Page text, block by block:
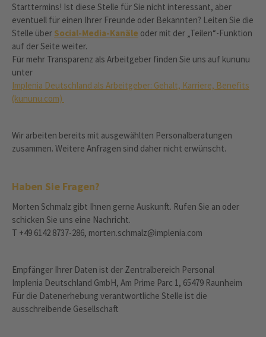
Starttermins! Ist diese Stelle für Sie nicht interessant, aber
eventuell für einen Ihrer Freunde oder Bekannten? Leiten Sie die
Stelle über Social-Media-Kanäle oder mit der „Teilen“-Funktion
auf der Seite weiter.
Für mehr Transparenz als Arbeitgeber finden Sie uns auf kununu
unter
Implenia Deutschland als Arbeitgeber: Gehalt, Karriere, Benefits
(kununu.com)
Wir arbeiten bereits mit ausgewählten Personalberatungen
zusammen. Weitere Anfragen sind daher nicht erwünscht.
Haben Sie Fragen?
Morten Schmalz gibt Ihnen gerne Auskunft. Rufen Sie an oder
schicken Sie uns eine Nachricht.
T +49 6142 8737-286, morten.schmalz@implenia.com
Empfänger Ihrer Daten ist der Zentralbereich Personal
Implenia Deutschland GmbH, Am Prime Parc 1, 65479 Raunheim
Für die Datenerhebung verantwortliche Stelle ist die
ausschreibende Gesellschaft